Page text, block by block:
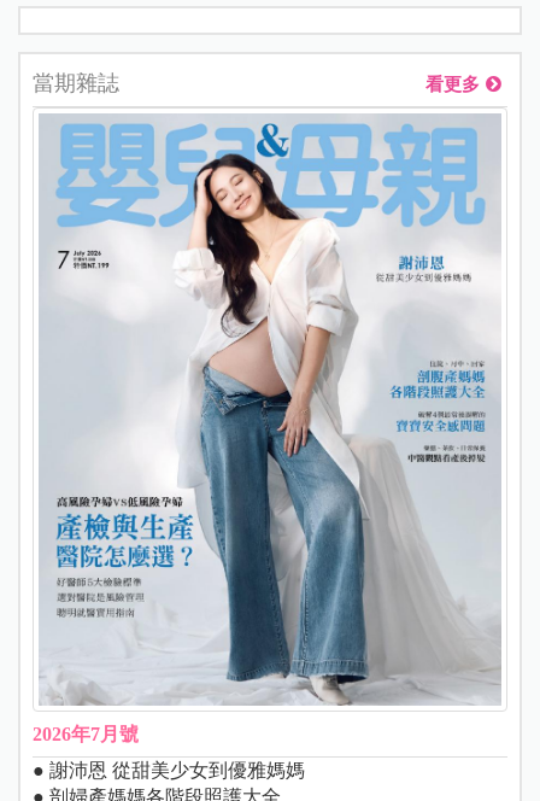
當期雜誌 看更多
2026年7月號
● 謝沛恩 從甜美少女到優雅媽媽